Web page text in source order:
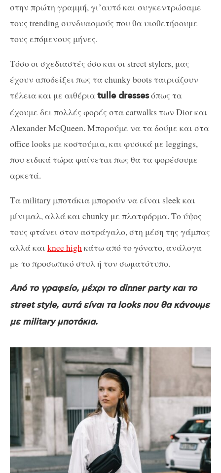
στην πρώτη γραμμή, γι’αυτό και συγκεντρώσαμε
τους trending συνδυασμούς που θα υιοθετήσουμε
τους επόμενους μήνες.
Τόσο οι σχεδιαστές όσο και οι street stylers, μας
έχουν αποδείξει πως τα chunky boots ταιριάζουν
τέλεια και με αιθέριαtulle dressesόπως τα
έχουμε δει πολλές φορές στα catwalks των Dior και
Alexander McQueen. Μπορούμε να τα δούμε και στα
office looks με κοστούμια, και φυσικά με leggings,
που ειδικά τώρα φαίνεται πως θα τα φορέσουμε
αρκετά.
Τα military μποτάκια μπορούν να είναι sleek και
μίνιμαλ, αλλά και chunky με πλατφόρμα. Το ύψος
τους φτάνει στον αστράγαλο, στη μέση της γάμπας
αλλά και knee high κάτω από το γόνατο, ανάλογα
με το προσωπικό στυλ ή τον σωματότυπο.
Από το γραφείο, μέχρι το dinner party και το
street style, αυτά είναι τα looks που θα κάνουμε
με military μποτάκια.